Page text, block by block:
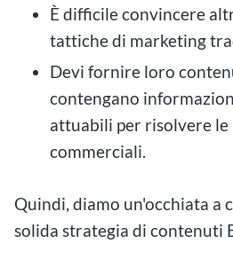
È difficile convincere
tattiche di marketing
Devi fornire loro
contengano
attuabili per risolvere le
commerciali.
Quindi, diamo un'occhiata a
solida strategia di contenuti